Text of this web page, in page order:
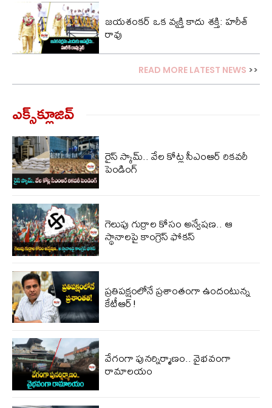
జయశంకర్ ఒక వ్యక్తి కాదు శక్తి: హరీశ్
రావు
READ MORE LATEST NEWS >>
ఎక్స్‌క్లూజివ్‌
రైస్ స్కామ్.. వేల కోట్ల‌ సీఎంఆర్ రికవరీ
పెండింగ్
గెలుపు గుర్రాల కోసం అన్వేషణ.. ఆ
స్థానాలపై కాంగ్రెస్ ఫోకస్
ప్ర‌తిప‌క్షంలోనే ప్ర‌శాంతంగా ఉందంటున్న
కేటీఆర్!
వేగంగా పునర్నిర్మాణం.. వైభవంగా
రామాలయం